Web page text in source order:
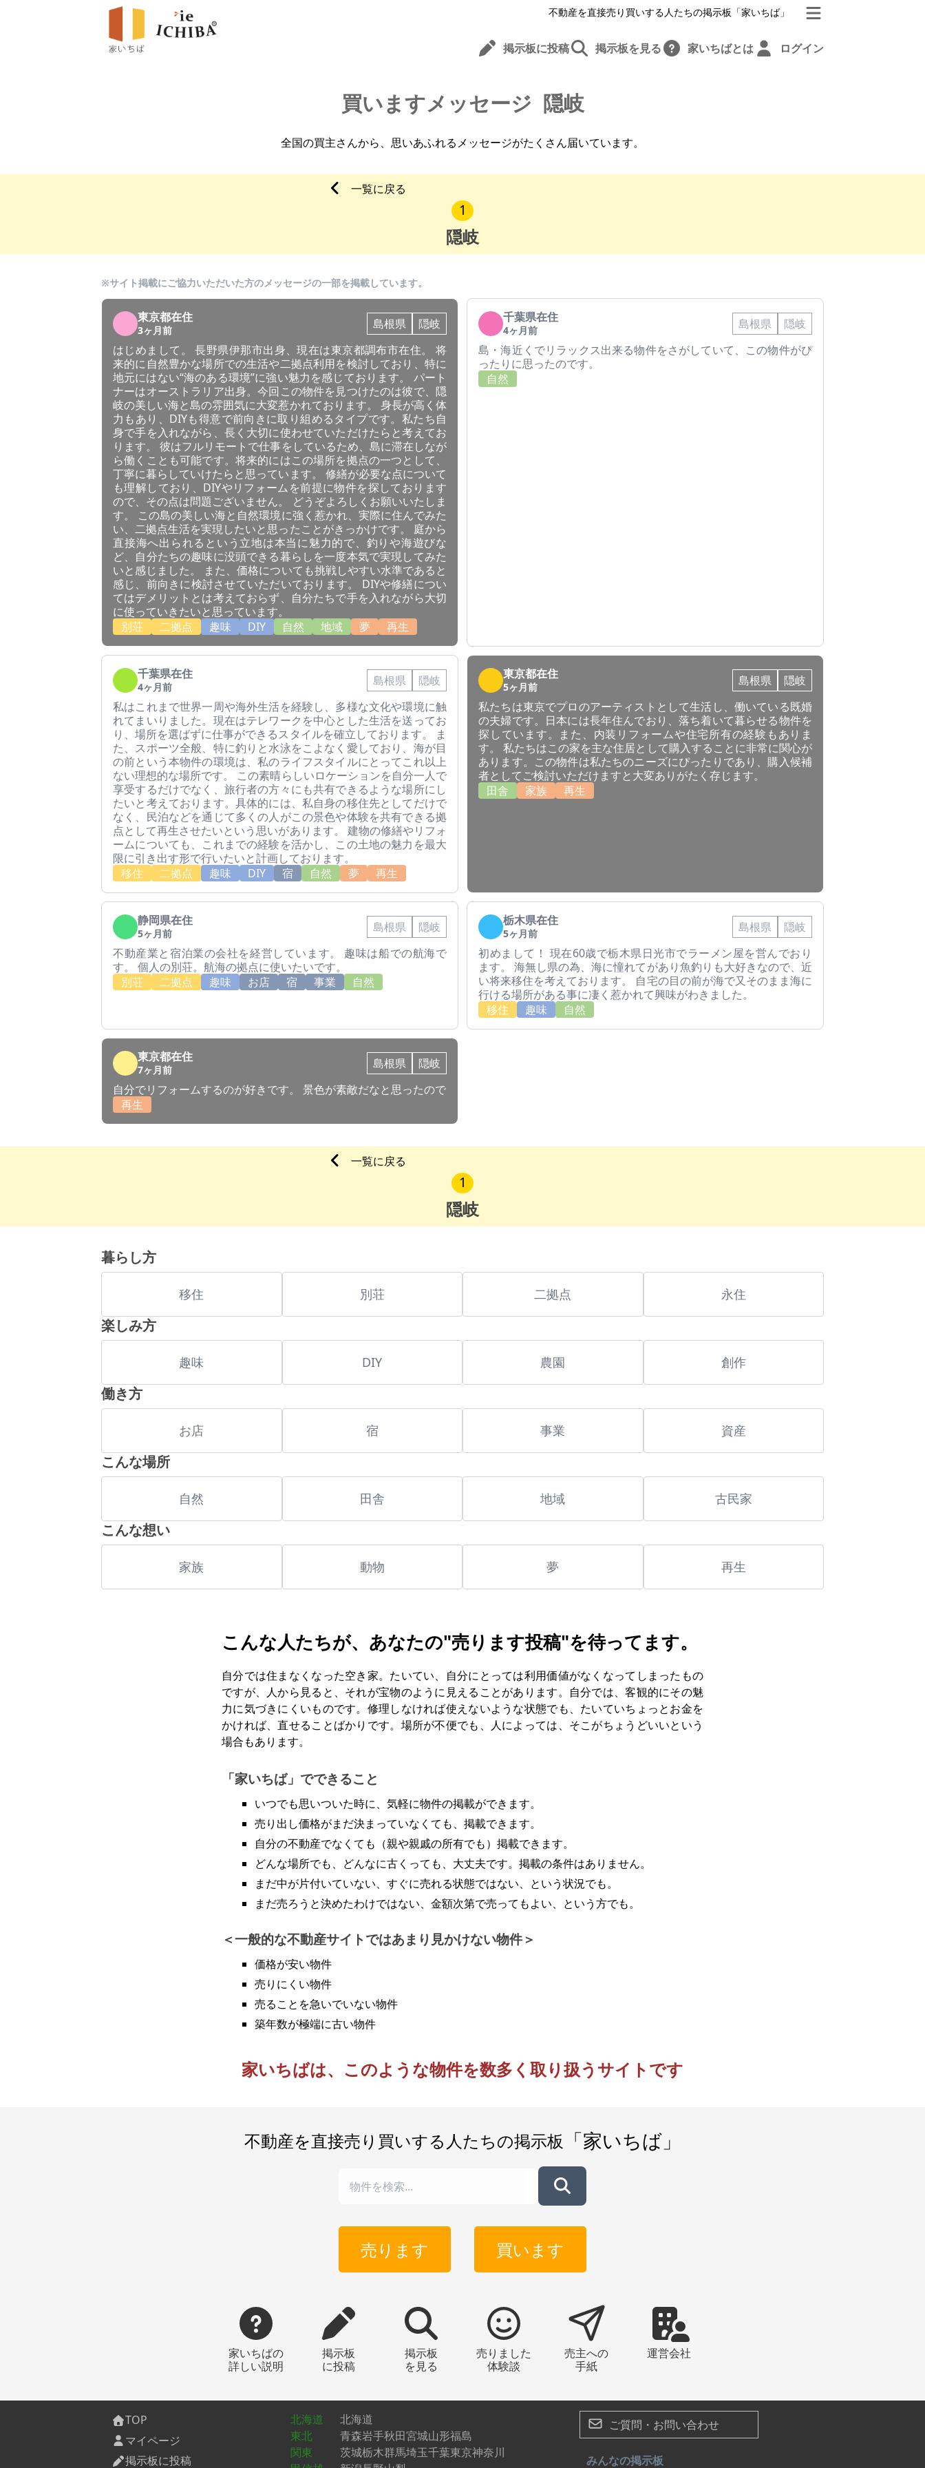
不動産を直接売り買いする人たちの掲示板「家いちば」
掲示板に投稿 掲示板を見る 家いちばとは ログイン
買いますメッセージ 隠岐
全国の買主さんから、 思いあふれるメッセージがたくさん届いています。
一覧に戻る
1
隠岐
※サイト掲載にご協力いただいた方のメッセージの一部を掲載しています。
東京都在住
3ヶ月前 島根県
隠岐
はじめまして。 長野県伊那市出身、現在は東京都調布市在住。 将
来的に自然豊かな場所での生活や二拠点利用を検討しており、特に
地元にはない“海のある環境”に強い魅力を感じております。 パート
ナーはオーストラリア出身。今回この物件を見つけたのは彼で、隠
岐の美しい海と島の雰囲気に大変惹かれております。 身長が高く体
力もあり、DIYも得意で前向きに取り組めるタイプです。私たち自
身で手を入れながら、長く大切に使わせていただけたらと考えてお
ります。 彼はフルリモートで仕事をしているため、島に滞在しなが
ら働くことも可能です。将来的にはこの場所を拠点の一つとして、
丁寧に暮らしていけたらと思っています。 修繕が必要な点について
も理解しており、DIYやリフォームを前提に物件を探しております
ので、その点は問題ございません。 どうぞよろしくお願いいたしま
す。 この島の美しい海と自然環境に強く惹かれ、実際に住んでみた
い、二拠点生活を実現したいと思ったことがきっかけです。 庭から
直接海へ出られるという立地は本当に魅力的で、釣りや海遊びな
ど、自分たちの趣味に没頭できる暮らしを一度本気で実現してみた
いと感じました。 また、価格についても挑戦しやすい水準であると
感じ、前向きに検討させていただいております。 DIYや修繕につい
てはデメリットとは考えておらず、自分たちで手を入れながら大切
に使っていきたいと思っています。
別荘
二拠点 趣味 DIY 自然 地域 夢 再生
千葉県在住
4ヶ月前 島根県
隠岐
島・海近くでリラックス出来る物件をさがしていて、この物件がぴ
ったりに思ったのです。
自然
千葉県在住
4ヶ月前 島根県
隠岐
私はこれまで世界一周や海外生活を経験し、多様な文化や環境に触
れてまいりました。現在はテレワークを中心とした生活を送ってお
り、場所を選ばずに仕事ができるスタイルを確立しております。 ま
た、スポーツ全般、特に釣りと水泳をこよなく愛しており、海が目
の前という本物件の環境は、私のライフスタイルにとってこれ以上
ない理想的な場所です。 この素晴らしいロケーションを自分一人で
享受するだけでなく、旅行者の方々にも共有できるような場所にし
たいと考えております。具体的には、私自身の移住先としてだけで
なく、民泊などを通じて多くの人がこの景色や体験を共有できる拠
点として再生させたいという思いがあります。 建物の修繕やリフォ
ームについても、これまでの経験を活かし、この土地の魅力を最大
限に引き出す形で行いたいと計画しております。
移住
二拠点 趣味 DIY 宿 自然 夢 再生
東京都在住
5ヶ月前 島根県
隠岐
私たちは東京でプロのアーティストとして生活し、働いている既婚
の夫婦です。日本には長年住んでおり、落ち着いて暮らせる物件を
探しています。また、内装リフォームや住宅所有の経験もありま
す。 私たちはこの家を主な住居として購入することに非常に関心が
あります。この物件は私たちのニーズにぴったりであり、購入候補
者としてご検討いただけますと大変ありがたく存じます。
田舎
家族 再生
静岡県在住
5ヶ月前 島根県
隠岐
不動産業と宿泊業の会社を経営しています。 趣味は船での航海で
す。 個人の別荘。航海の拠点に使いたいです。
別荘
二拠点 趣味 お店 宿 事業 自然
栃木県在住
5ヶ月前 島根県
隠岐
初めまして！ 現在60歳で栃木県日光市でラーメン屋を営んでおり
ます。 海無し県の為、海に憧れてがあり魚釣りも大好きなので、近
い将来移住を考えております。 自宅の目の前が海で又そのまま海に
行ける場所がある事に凄く惹かれて興味がわきました。
移住
趣味 自然
東京都在住
7ヶ月前 島根県
隠岐
自分でリフォームするのが好きです。 景色が素敵だなと思ったので
再生
一覧に戻る
1
隠岐
暮らし方
移住 別荘 二拠点 永住
楽しみ方
趣味 DIY 農園 創作
働き方
お店 宿 事業 資産
こんな場所
自然 田舎 地域 古民家
こんな想い
家族 動物 夢 再生
こんな人たちが、あなたの"売ります投稿"を待ってます。
自分では住まなくなった空き家。たいてい、自分にとっては利用価値がなくなってしまったもの
ですが、人から見ると、それが宝物のように見えることがあります。自分では、客観的にその魅
力に気づきにくいものです。修理しなければ使えないような状態でも、たいていちょっとお金を
かければ、直せることばかりです。場所が不便でも、人によっては、そこがちょうどいいという
場合もあります。
「家いちば」でできること
いつでも思いついた時に、気軽に物件の掲載ができます。
売り出し価格がまだ決まっていなくても、掲載できます。
自分の不動産でなくても（親や親戚の所有でも）掲載できます。
どんな場所でも、どんなに古くっても、大丈夫です。掲載の条件はありません。
まだ中が片付いていない、すぐに売れる状態ではない、という状況でも。
まだ売ろうと決めたわけではない、金額次第で売ってもよい、という方でも。
一般的な不動産サイトではあまり見かけない物件
価格が安い物件
売りにくい物件
売ることを急いでいない物件
築年数が極端に古い物件
家いちばは、このような物件を数多く取り扱うサイトです
不動産を直接売り買いする人たちの掲示板 「家いちば」
売ります 買います
家いちばの
詳しい説明
掲示板
に投稿
掲示板
を見る
売りました
体験談
売主への
手紙
運営会社
TOP
マイページ
掲示板に投稿
北海道
北海道
東北
青森岩手秋田宮城山形福島
関東
茨城栃木群馬埼玉千葉東京神奈川
ご質問・お問い合わせ
みんなの掲示板